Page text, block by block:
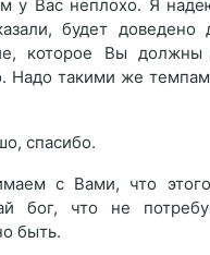
у Вас неплохо. Я
будет доведено
которое Вы должны
Надо такими же
спасибо.
с Вами, что
бог, что не
быть.